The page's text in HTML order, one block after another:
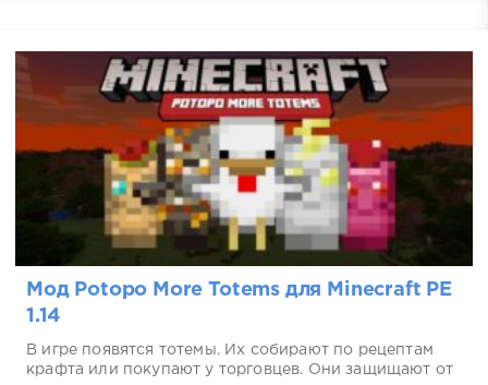
Мод Potopo More Totems для Minecraft PE
1.14
В игре появятся тотемы. Их собирают по рецептам
крафта или покупают у торговцев. Они защищают от